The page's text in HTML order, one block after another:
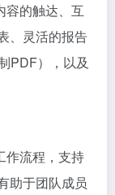
容的触达、互
、灵活的报告
PDF），以及
作流程，支持
助于团队成员